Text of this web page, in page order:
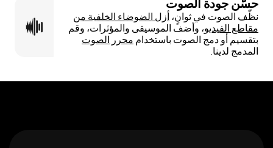
حسّن جودة الصوت
نظّف الصوت في ثوانٍ، أزل الضوضاء الخلفية من
مقاطع الفيديو، وأضف الموسيقى والمؤثرات، وقم
بتقسيم أو دمج الصوت باستخدام محرر الصوت
المدمج لدينا.